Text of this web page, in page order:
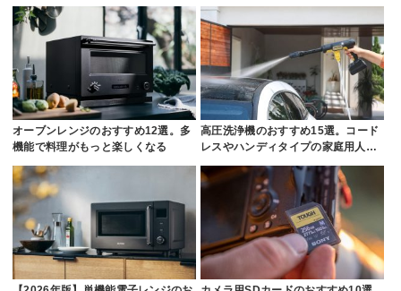
オーブンレンジのおすすめ12選。多
機能で料理がもっと楽しくなる
高圧洗浄機のおすすめ15選。コード
レスやハンディタイプの家庭用人…